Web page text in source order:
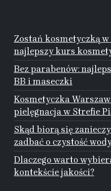
Zostań kosmetyczką
najlepszy kurs
Bez parabenów:
BB i maseczki
Kosmetyczka
pielęgnacja w Strefie
Skąd biorą się
zadbać o czystość
Dlaczego warto
kontekście jakości?